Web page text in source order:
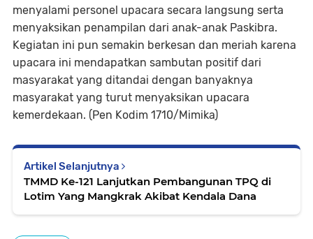
menyalami personel upacara secara langsung serta
menyaksikan penampilan dari anak-anak Paskibra.
Kegiatan ini pun semakin berkesan dan meriah karena
upacara ini mendapatkan sambutan positif dari
masyarakat yang ditandai dengan banyaknya
masyarakat yang turut menyaksikan upacara
kemerdekaan. (Pen Kodim 1710/Mimika)
Artikel Selanjutnya
TMMD Ke-121 Lanjutkan Pembangunan TPQ di
Lotim Yang Mangkrak Akibat Kendala Dana